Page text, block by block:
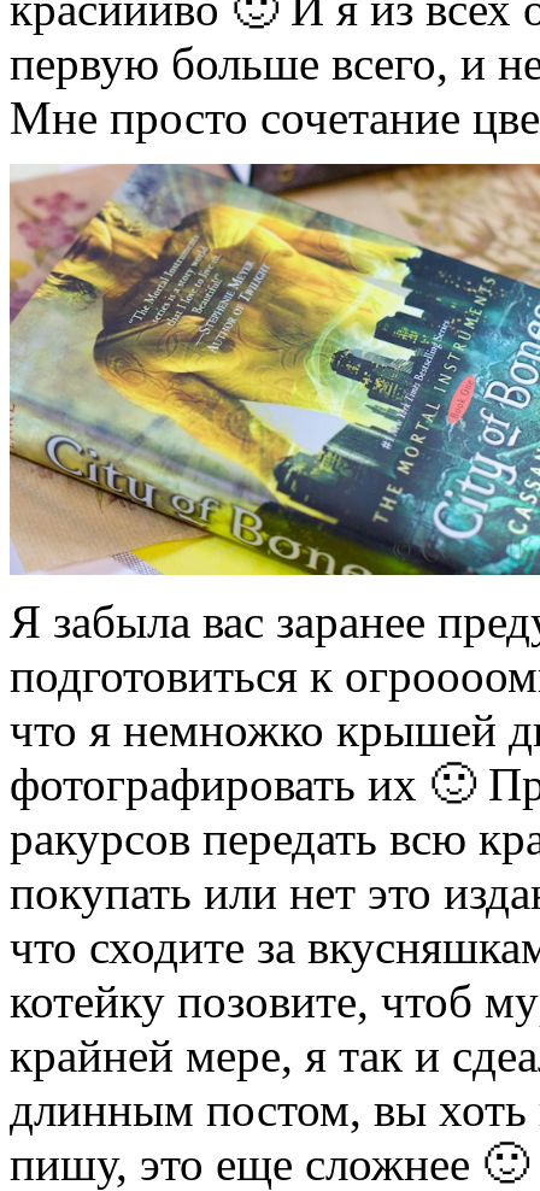
первую больше всего, и
Мне просто сочетание
Я забыла вас заранее
подготовиться к
что я немножко крышей
фотографировать их 🙂
ракурсов передать всю
покупать или нет это
что сходите за
котейку позовите, чтоб
крайней мере, я так и
длинным постом, вы хоть
пишу, это еще сложнее 🙂